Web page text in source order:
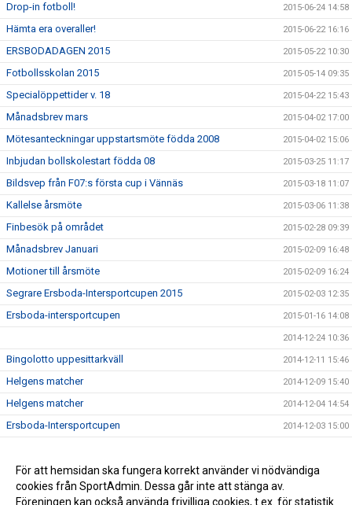
Drop-in fotboll! 2015-06-24 14:58
Hämta era overaller! 2015-06-22 16:16
ERSBODADAGEN 2015 2015-05-22 10:30
Fotbollsskolan 2015 2015-05-14 09:35
Specialöppettider v. 18 2015-04-22 15:43
Månadsbrev mars 2015-04-02 17:00
Mötesanteckningar uppstartsmöte födda 2008 2015-04-02 15:06
Inbjudan bollskolestart födda 08 2015-03-25 11:17
Bildsvep från F07:s första cup i Vännäs 2015-03-18 11:07
Kallelse årsmöte 2015-03-06 11:38
Finbesök på området 2015-02-28 09:39
Månadsbrev Januari 2015-02-09 16:48
Motioner till årsmöte 2015-02-09 16:24
Segrare Ersboda-Intersportcupen 2015 2015-02-03 12:35
Ersboda-intersportcupen 2015-01-16 14:08
2014-12-24 10:36
Bingolotto uppesittarkväll 2014-12-11 15:46
Helgens matcher 2014-12-09 15:40
Helgens matcher 2014-12-04 14:54
Ersboda-Intersportcupen 2014-12-03 15:00
Inbjudan Change the game 2014-09-18 14:44
Månadsbrev augusti 2014-09-05 08:55
För att hemsidan ska fungera korrekt använder vi nödvändiga
cookies från SportAdmin. Dessa går inte att stänga av.
Föreningen kan också använda frivilliga cookies, t.ex. för statistik